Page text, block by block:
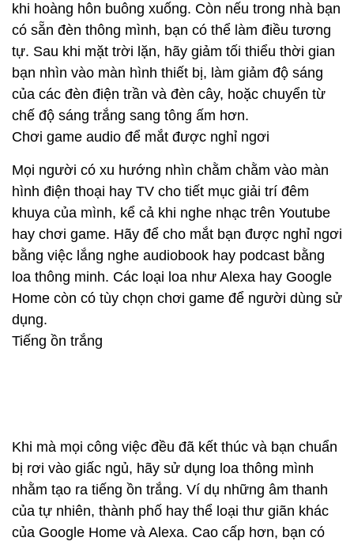
khi hoàng hôn buông xuống. Còn nếu trong nhà bạn
có sẵn đèn thông mình, bạn có thể làm điều tương
tự. Sau khi mặt trời lặn, hãy giảm tối thiểu thời gian
bạn nhìn vào màn hình thiết bị, làm giảm độ sáng
của các đèn điện trần và đèn cây, hoặc chuyển từ
chế độ sáng trắng sang tông ấm hơn.
Chơi game audio để mắt được nghỉ ngơi
Mọi người có xu hướng nhìn chằm chằm vào màn
hình điện thoại hay TV cho tiết mục giải trí đêm
khuya của mình, kể cả khi nghe nhạc trên Youtube
hay chơi game. Hãy để cho mắt bạn được nghỉ ngơi
bằng việc lắng nghe audiobook hay podcast bằng
loa thông minh. Các loại loa như Alexa hay Google
Home còn có tùy chọn chơi game để người dùng sử
dụng.
Tiếng ồn trắng
Khi mà mọi công việc đều đã kết thúc và bạn chuẩn
bị rơi vào giấc ngủ, hãy sử dụng loa thông mình
nhằm tạo ra tiếng ồn trắng. Ví dụ những âm thanh
của tự nhiên, thành phố hay thể loại thư giãn khác
của Google Home và Alexa. Cao cấp hơn, bạn có